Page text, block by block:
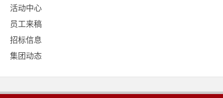
活动中心
员工来稿
招标信息
集团动态